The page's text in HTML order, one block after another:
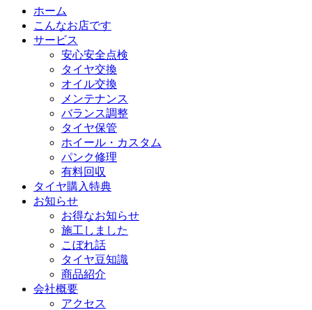
ホーム
こんなお店です
サービス
安心安全点検
タイヤ交換
オイル交換
メンテナンス
バランス調整
タイヤ保管
ホイール・カスタム
パンク修理
有料回収
タイヤ購入特典
お知らせ
お得なお知らせ
施工しました
こぼれ話
タイヤ豆知識
商品紹介
会社概要
アクセス